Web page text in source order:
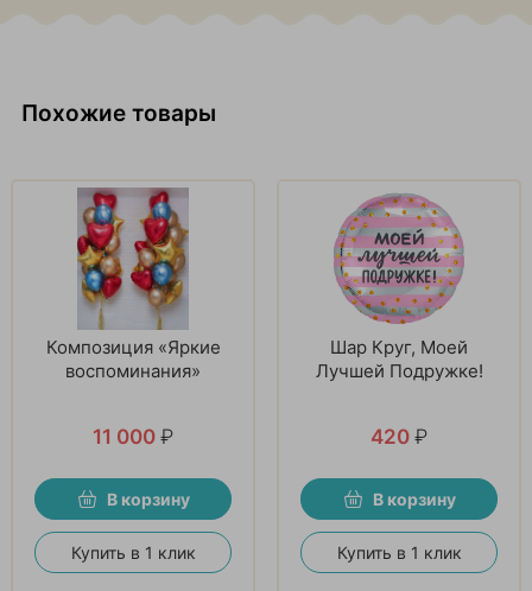
Похожие товары
Композиция «Яркие
воспоминания»
11 000 ₽
В корзину
Купить в 1 клик
Шар Круг, Моей
Лучшей Подружке!
420 ₽
В корзину
Купить в 1 клик